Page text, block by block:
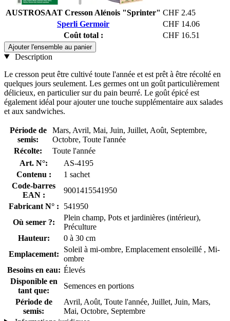
AUSTROSAAT Cresson Alénois "Sprinter" CHF 2.45
Sperli Germoir
CHF 14.06
Coût total :
CHF 16.51
Ajouter l'ensemble au panier
Description
Le cresson peut être cultivé toute l'année et est prêt à être récolté en
quelques jours seulement. Les germes ont un goût particulièrement
délicieux, en particulier sur du pain beurré. Le goût épicé est
également idéal pour ajouter une touche supplémentaire aux salades
et aux sandwiches.
Période de
semis:
Mars, Avril, Mai, Juin, Juillet, Août, Septembre,
Octobre, Toute l'année
Récolte:
Toute l'année
Art. N°:
AS-4195
Contenu :
1 sachet
Code-barres
EAN :
9001415541950
Fabricant N° :
541950
Où semer ?:
Plein champ, Pots et jardinières (intérieur),
Préculture
Hauteur:
0 à 30 cm
Emplacement:
Soleil à mi-ombre, Emplacement ensoleillé , Mi-
ombre
Besoins en eau: Élevés
Disponible en
tant que:
Semences en portions
Période de
semis:
Avril, Août, Toute l'année, Juillet, Juin, Mars,
Mai, Octobre, Septembre